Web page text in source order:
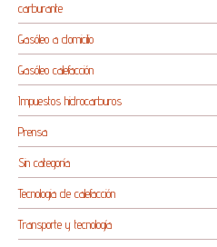
carburante
Gasóleo a domicilio
Gasóleo calefacción
Impuestos hidrocarburos
Prensa
Sin categoría
Tecnologia de calefacción
Transporte y tecnología